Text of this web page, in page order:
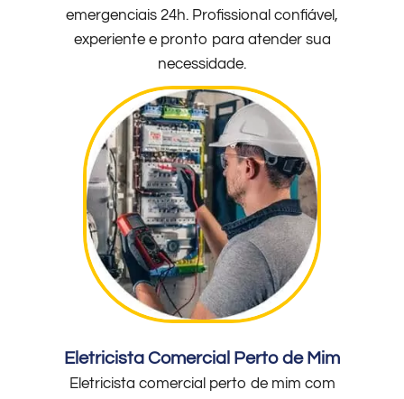
emergenciais 24h. Profissional confiável,
experiente e pronto para atender sua
necessidade.
Eletricista Comercial Perto de Mim
Eletricista comercial perto de mim com